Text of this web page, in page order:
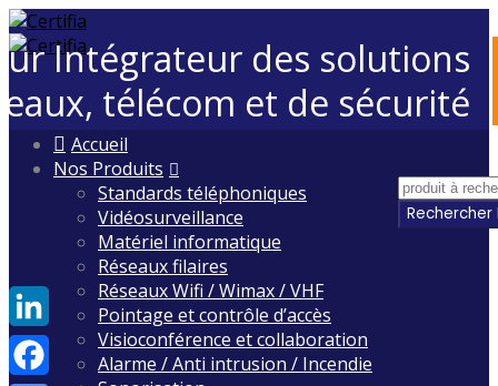
Intégrateur des solutions
télécom et de sécurité
Skip
Accueil
Nos Produits
Standards téléphoniques
Vidéosurveillance
Matériel informatique
Réseaux filaires
Réseaux Wifi / Wimax / VHF
Pointage et contrôle d’accès
Visioconférence et collaboration
Alarme / Anti intrusion / Incendie
LinkedIn